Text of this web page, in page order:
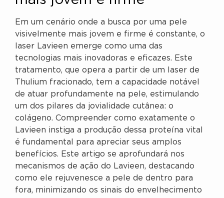
Em um cenário onde a busca por uma pele
visivelmente mais jovem e firme é constante, o
laser Lavieen emerge como uma das
tecnologias mais inovadoras e eficazes. Este
tratamento, que opera a partir de um laser de
Thulium fracionado, tem a capacidade notável
de atuar profundamente na pele, estimulando
um dos pilares da jovialidade cutânea: o
colágeno. Compreender como exatamente o
Lavieen instiga a produção dessa proteína vital
é fundamental para apreciar seus amplos
benefícios. Este artigo se aprofundará nos
mecanismos de ação do Lavieen, destacando
como ele rejuvenesce a pele de dentro para
fora, minimizando os sinais do envelhecimento